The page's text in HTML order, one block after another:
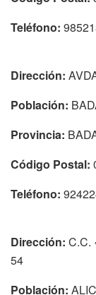
Teléfono:
Dirección:
Población:
Provincia:
Código Postal:
Teléfono:
Dirección: C.C.
54
Población: